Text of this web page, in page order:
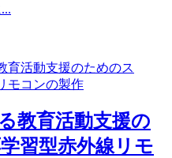
教育活動支援の
習型赤外線リモ